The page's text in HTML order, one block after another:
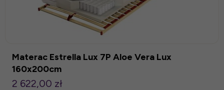
Materac Estrella Lux 7P Aloe Vera Lux
160x200cm
2 622,00 zł